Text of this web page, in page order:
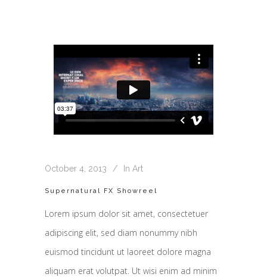
October 4, 2013 In Art
Supernatural FX Showreel
Lorem ipsum dolor sit amet, consectetuer
adipiscing elit, sed diam nonummy nibh
euismod tincidunt ut laoreet dolore magna
aliquam erat volutpat. Ut wisi enim ad minim